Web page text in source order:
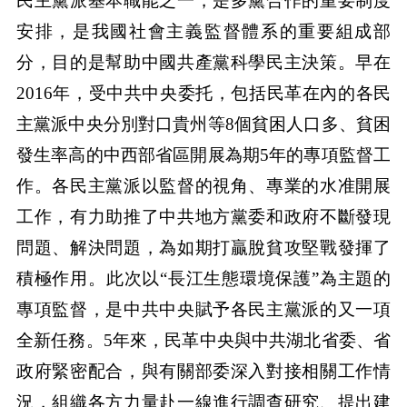
安排，是我國社會主義監督體系的重要組成部
分，目的是幫助中國共產黨科學民主決策。早在
2016年，受中共中央委托，包括民革在內的各民
主黨派中央分別對口貴州等8個貧困人口多、貧困
發生率高的中西部省區開展為期5年的專項監督工
作。各民主黨派以監督的視角、專業的水准開展
工作，有力助推了中共地方黨委和政府不斷發現
問題、解決問題，為如期打贏脫貧攻堅戰發揮了
積極作用。此次以“長江生態環境保護”為主題的
專項監督，是中共中央賦予各民主黨派的又一項
全新任務。5年來，民革中央與中共湖北省委、省
政府緊密配合，與有關部委深入對接相關工作情
況，組織各方力量赴一線進行調查研究、提出建